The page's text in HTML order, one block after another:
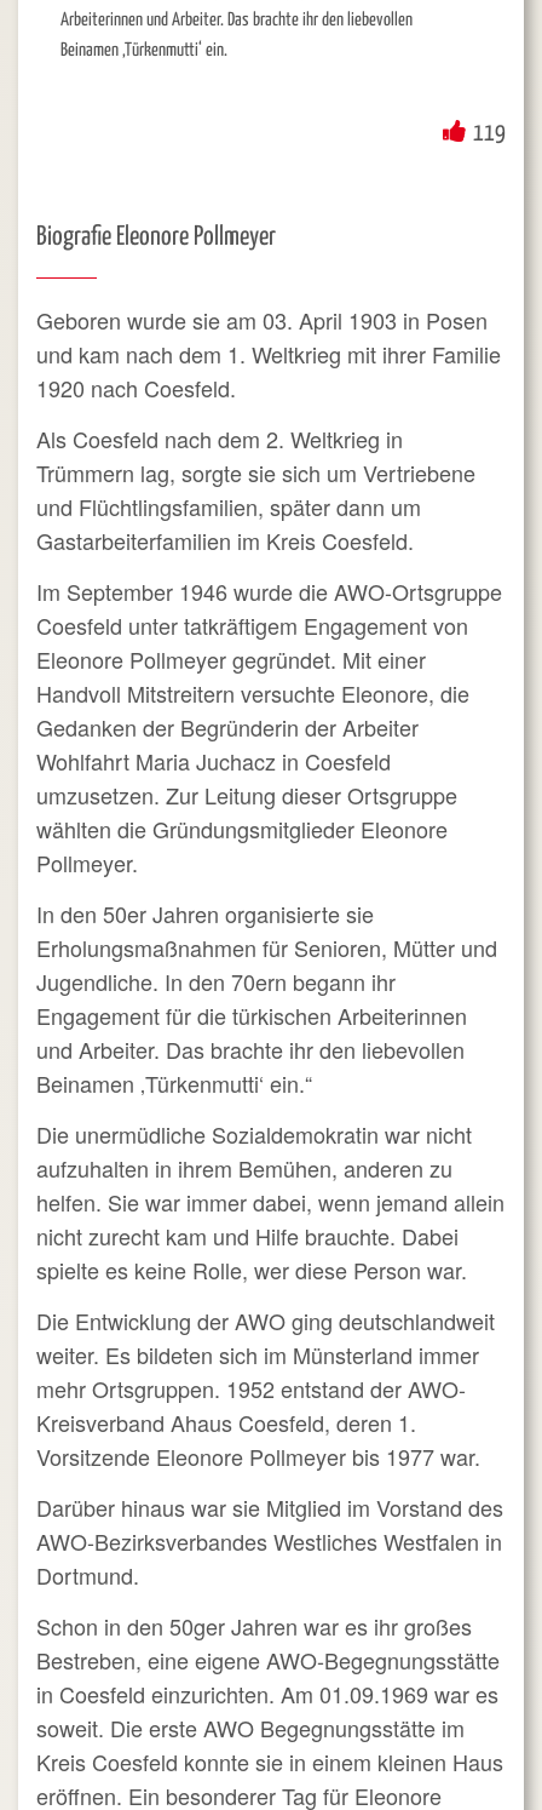
Arbeiterinnen und Arbeiter. Das brachte ihr den liebevollen
Beinamen ‚Türkenmutti‘ ein.
119
Biografie Eleonore Pollmeyer
Geboren wurde sie am 03. April 1903 in Posen
und kam nach dem 1. Weltkrieg mit ihrer Familie
1920 nach Coesfeld.
Als Coesfeld nach dem 2. Weltkrieg in
Trümmern lag, sorgte sie sich um Vertriebene
und Flüchtlingsfamilien, später dann um
Gastarbeiterfamilien im Kreis Coesfeld.
Im September 1946 wurde die AWO-Ortsgruppe
Coesfeld unter tatkräftigem Engagement von
Eleonore Pollmeyer gegründet. Mit einer
Handvoll Mitstreitern versuchte Eleonore, die
Gedanken der Begründerin der Arbeiter
Wohlfahrt Maria Juchacz in Coesfeld
umzusetzen. Zur Leitung dieser Ortsgruppe
wählten die Gründungsmitglieder Eleonore
Pollmeyer.
In den 50er Jahren organisierte sie
Erholungsmaßnahmen für Senioren, Mütter und
Jugendliche. In den 70ern begann ihr
Engagement für die türkischen Arbeiterinnen
und Arbeiter. Das brachte ihr den liebevollen
Beinamen ‚Türkenmutti‘ ein.“
Die unermüdliche Sozialdemokratin war nicht
aufzuhalten in ihrem Bemühen, anderen zu
helfen. Sie war immer dabei, wenn jemand allein
nicht zurecht kam und Hilfe brauchte. Dabei
spielte es keine Rolle, wer diese Person war.
Die Entwicklung der AWO ging deutschlandweit
weiter. Es bildeten sich im Münsterland immer
mehr Ortsgruppen. 1952 entstand der AWO-
Kreisverband Ahaus Coesfeld, deren 1.
Vorsitzende Eleonore Pollmeyer bis 1977 war.
Darüber hinaus war sie Mitglied im Vorstand des
AWO-Bezirksverbandes Westliches Westfalen in
Dortmund.
Schon in den 50ger Jahren war es ihr großes
Bestreben, eine eigene AWO-Begegnungsstätte
in Coesfeld einzurichten. Am 01.09.1969 war es
soweit. Die erste AWO Begegnungsstätte im
Kreis Coesfeld konnte sie in einem kleinen Haus
eröffnen. Ein besonderer Tag für Eleonore